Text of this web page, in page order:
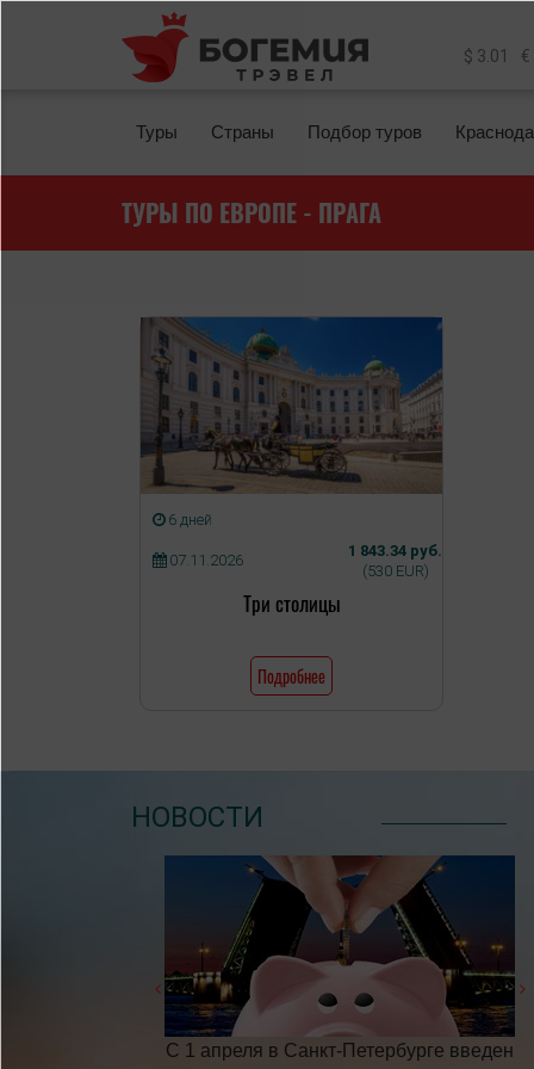
Перейти к основному содержанию
$ 3.01 €
Туры Страны Подбор туров
ТУРЫ ПО ЕВРОПЕ - ПРАГА
6 дней
07.11.2026
1 843.34 руб.
(530 EUR)
Три столицы
Подробнее
НОВОСТИ
С 1 апреля в Санкт-Петербурге введен